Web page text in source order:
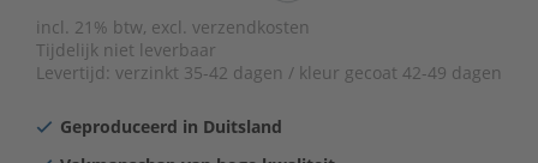
incl. 21% btw, excl. verzendkosten
Tijdelijk niet leverbaar
Levertijd: verzinkt 35-42 dagen / kleur gecoat 42-49 dagen
Geproduceerd in Duitsland